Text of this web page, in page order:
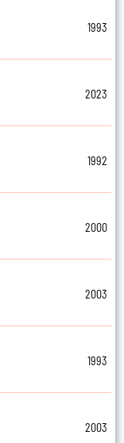
1993
2023
1992
2000
2003
1993
2003